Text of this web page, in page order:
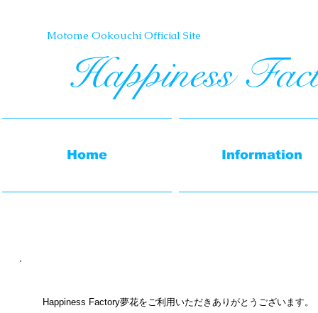
Happiness Factory夢花をご利用いただきありがとうございます。
Home Information
Motome Ookouchi Official Site​
Happiness